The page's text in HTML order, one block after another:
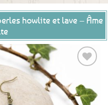
howlite et lave – Âme
Ajouter